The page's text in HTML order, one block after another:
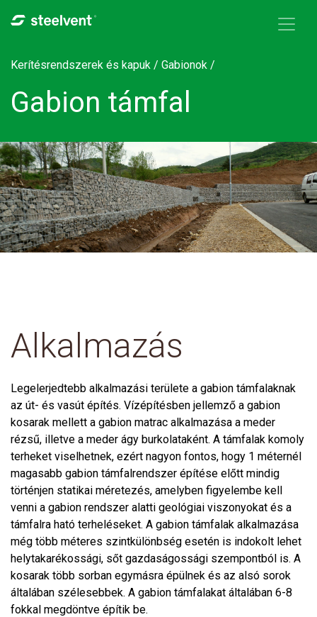
Kerítésrendszerek és kapuk / Gabionok /
Gabion támfal
Alkalmazás
Legelerjedtebb alkalmazási területe a gabion támfalaknak
az út- és vasút építés. Vízépítésben jellemző a gabion
kosarak mellett a gabion matrac alkalmazása a meder
rézsű, illetve a meder ágy burkolataként. A támfalak komoly
terheket viselhetnek, ezért nagyon fontos, hogy 1 méternél
magasabb gabion támfalrendszer építése előtt mindig
történjen statikai méretezés, amelyben figyelembe kell
venni a gabion rendszer alatti geológiai viszonyokat és a
támfalra ható terheléseket. A gabion támfalak alkalmazása
még több méteres szintkülönbség esetén is indokolt lehet
helytakarékossági, sőt gazdaságossági szempontból is. A
kosarak több sorban egymásra épülnek és az alsó sorok
általában szélesebbek. A gabion támfalakat általában 6-8
fokkal megdöntve építik be.